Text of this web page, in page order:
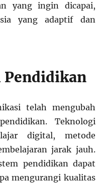
yang ingin dicapai,
yang adaptif dan
Pendidikan
telah mengubah
Teknologi
digital, metode
jarak jauh.
pendidikan dapat
mengurangi kualitas